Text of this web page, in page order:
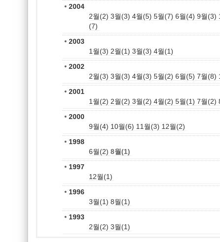
• 2004
2월(2) 3월(3) 4월(5) 5월(7) 6월(4) 9월(3)
(7)
• 2003
1월(3) 2월(1) 3월(3) 4월(1)
• 2002
2월(3) 3월(3) 4월(3) 5월(2) 6월(5) 7월(8)
• 2001
1월(2) 2월(2) 3월(2) 4월(2) 5월(1) 7월(2)
• 2000
9월(4) 10월(6) 11월(3) 12월(2)
• 1998
6월(2) 8월(1)
• 1997
12월(1)
• 1996
3월(1) 8월(1)
• 1993
2월(2) 3월(1)